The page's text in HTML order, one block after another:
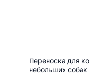
Переноска для
небольших собак